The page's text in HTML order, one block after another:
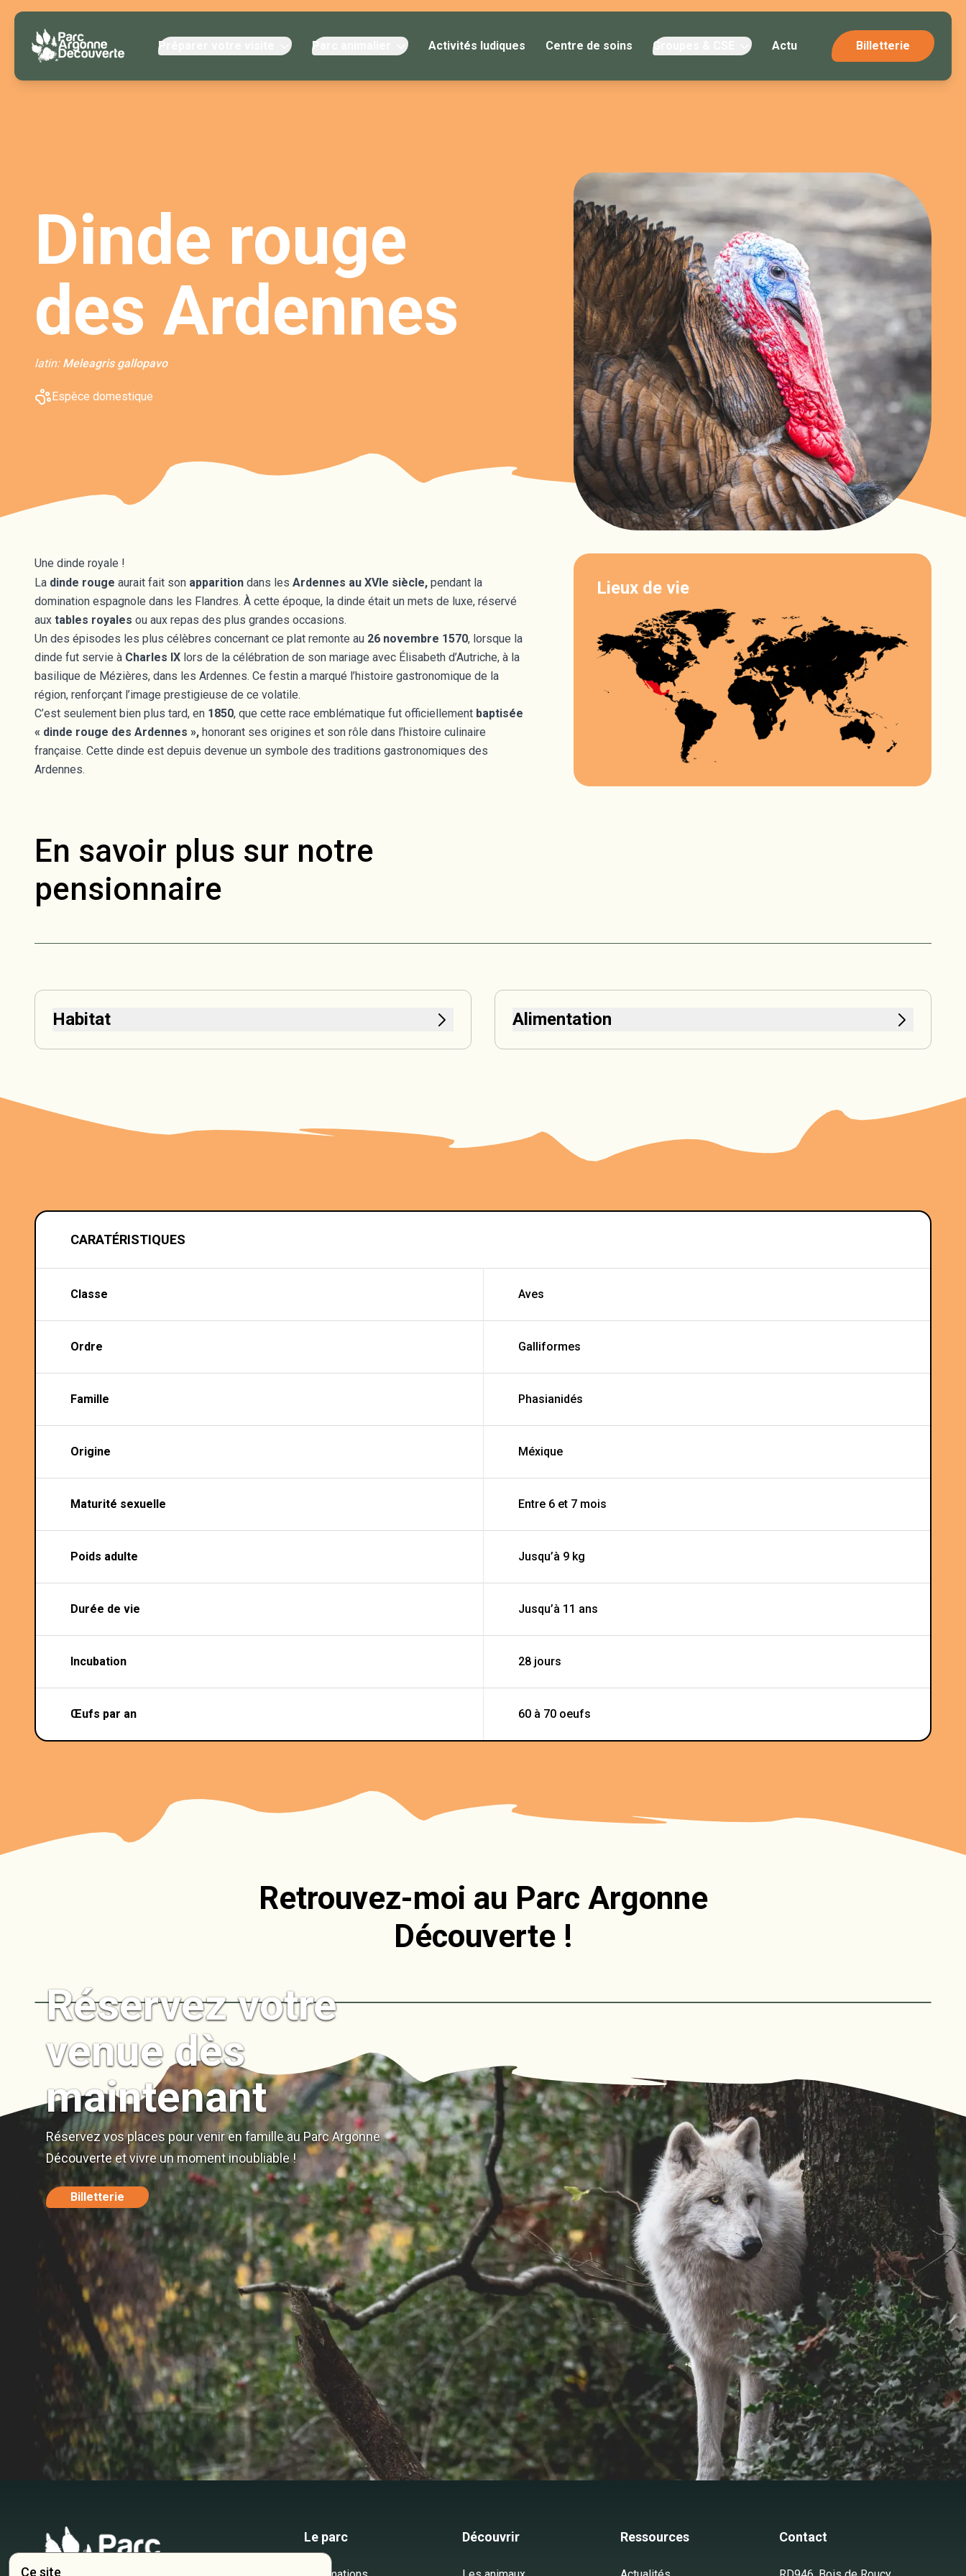
Préparer votre visite Parc animalier Activités ludiques Centre de soins Groupes & CSE Actu Billetterie
Dinde rouge
des Ardennes
latin: Meleagris gallopavo
Espèce domestique
Une dinde royale !
La dinde rouge aurait fait son apparition dans les Ardennes au XVIe siècle, pendant la
domination espagnole dans les Flandres. À cette époque, la dinde était un mets de luxe, réservé
aux tables royales ou aux repas des plus grandes occasions.
Un des épisodes les plus célèbres concernant ce plat remonte au 26 novembre 1570, lorsque la
dinde fut servie à Charles IX lors de la célébration de son mariage avec Élisabeth d’Autriche, à la
basilique de Mézières, dans les Ardennes. Ce festin a marqué l’histoire gastronomique de la
région, renforçant l’image prestigieuse de ce volatile.
C’est seulement bien plus tard, en 1850, que cette race emblématique fut officiellement baptisée
« dinde rouge des Ardennes », honorant ses origines et son rôle dans l’histoire culinaire
française. Cette dinde est depuis devenue un symbole des traditions gastronomiques des
Ardennes.
Lieux de vie
En savoir plus sur notre
pensionnaire
Habitat Alimentation
CARATÉRISTIQUES
Classe Aves
Ordre Galliformes
Famille Phasianidés
Origine Méxique
Maturité sexuelle Entre 6 et 7 mois
Poids adulte Jusqu’à 9 kg
Durée de vie Jusqu’à 11 ans
Incubation 28 jours
Œufs par an 60 à 70 oeufs
Retrouvez-moi au Parc Argonne
Découverte !
+
−
Réservez votre
venue dès
maintenant
Réservez vos places pour venir en famille au Parc Argonne
Découverte et vivre un moment inoubliable !
Billetterie
Le parc Découvrir Ressources Contact
Ce site